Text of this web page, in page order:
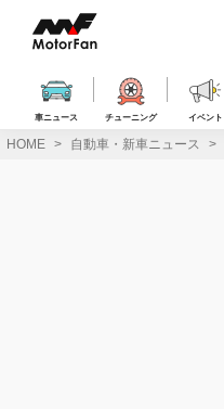
ス
車ニュース チューニング イベント
HOME 自動車・新車ニュース